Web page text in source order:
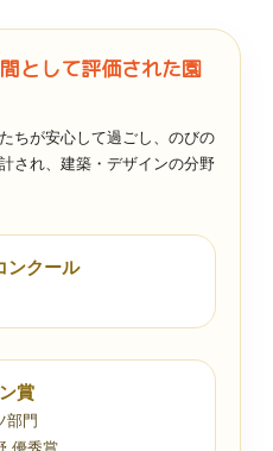
として評価された園
ちが安心して過ごし、のびの
され、建築・デザインの分野
ンクール
賞
部門